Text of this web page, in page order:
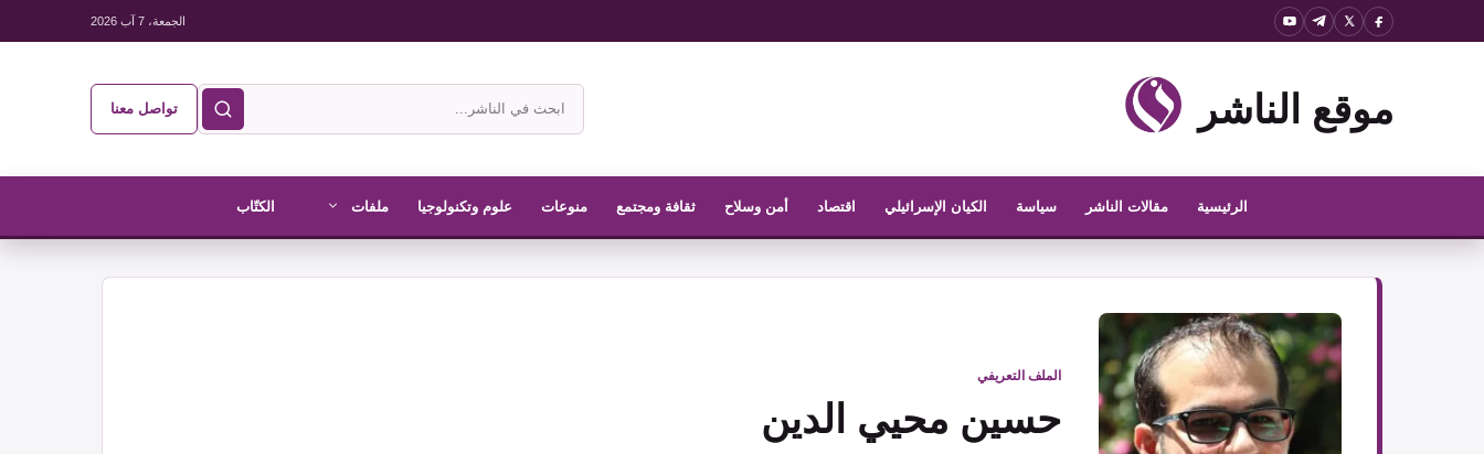
الجمعة، 7 آب 2026
موقع الناشر
ابحث
في
الناشر
تواصل معنا
الرئيسية مقالات الناشر سياسة الكيان الإسرائيلي اقتصاد أمن وسلاح ثقافة ومجتمع منوعات علوم وتكنولوجيا ملفات الكتّاب
الملف التعريفي
حسين محيي الدين